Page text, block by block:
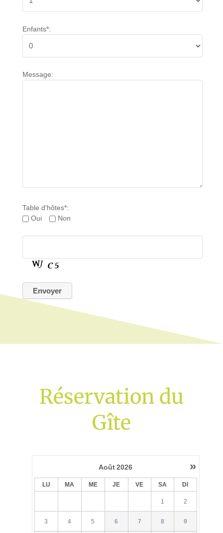
Enfants*:
Message:
Table d'hôtes*:
Oui
Non
Réservation du
Gîte
»
Août 2026
LU MA ME JE VE SA DI
1 2
3 4 5 6 7 8 9